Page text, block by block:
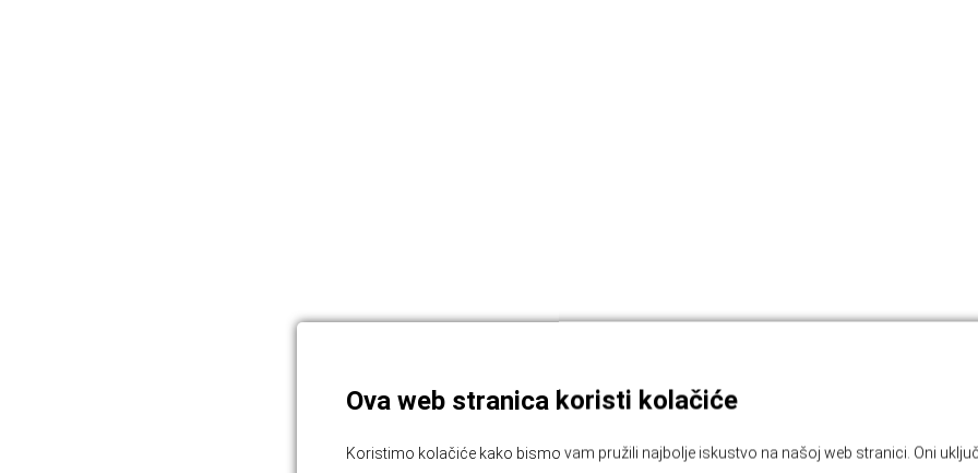
Ova web stranica koristi kolačiće
Koristimo kolačiće kako bismo vam pružili najbolje iskustvo na našoj web stranici. Oni